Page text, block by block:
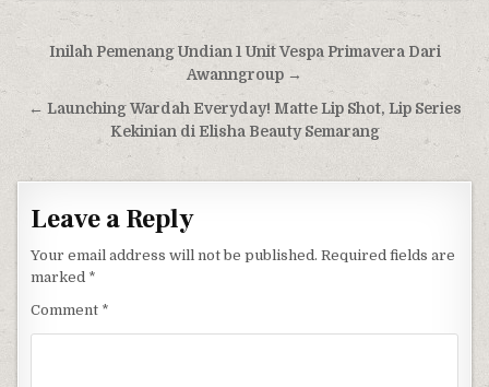
Post navigation
Inilah Pemenang Undian 1 Unit Vespa Primavera Dari
Awanngroup →
← Launching Wardah Everyday! Matte Lip Shot, Lip Series
Kekinian di Elisha Beauty Semarang
Leave a Reply
Your email address will not be published. Required fields are
marked *
Comment *